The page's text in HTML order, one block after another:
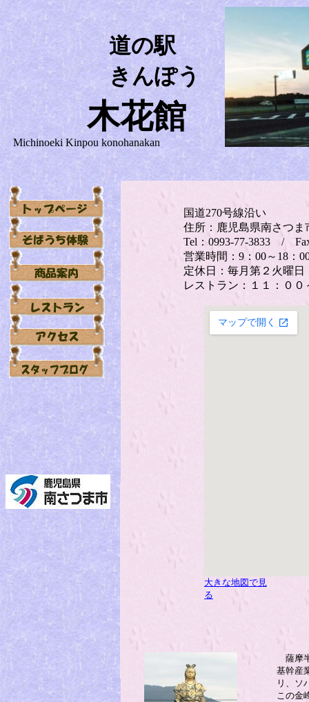
薩摩
基幹産
リ、ソ
この金
国道270号線沿い
住所：鹿児島県南さつま
Tel：0993-77-3833 /
営業時間：9：00～18：
定休日：毎月第２火曜
レストラン：１１：０
大きな地図で見
る
Michinoeki Kinpou konohanakan
道の駅
きんぽう
木花館